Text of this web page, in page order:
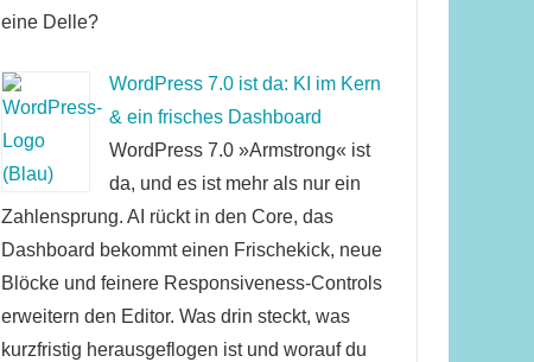
eine Delle?
WordPress 7.0 ist da: KI im Kern
& ein frisches Dashboard
WordPress 7.0 »Armstrong« ist
da, und es ist mehr als nur ein
Zahlensprung. AI rückt in den Core, das
Dashboard bekommt einen Frischekick, neue
Blöcke und feinere Responsiveness-Controls
erweitern den Editor. Was drin steckt, was
kurzfristig herausgeflogen ist und worauf du